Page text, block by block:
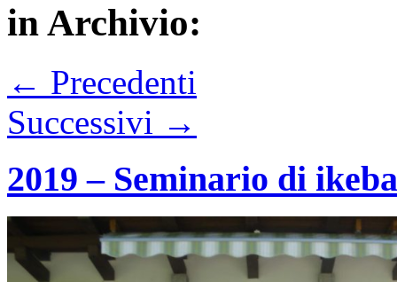
in Archivio:
← Precedenti
Successivi →
2019 – Seminario di